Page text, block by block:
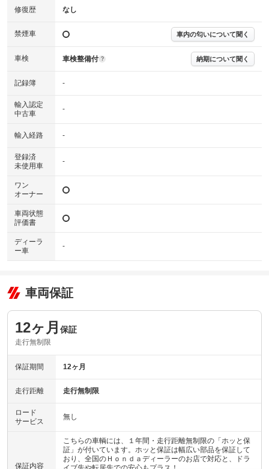
※グー鑑定は保証サービスではございません。購入時は必ず現車をご確認
下さい。
※実際にお渡しするコンディションチェックシートにつきましては、形式
および表示項目が異なる場合がございます。
す。車両情報等の詳細は各販売店へお問い合わせ下さい。
修復歴 なし
禁煙車 車内の匂いについて聞く
車検 車検整備付 ? 納期について聞く
記録簿 -
輸入認定
中古車
-
輸入経路 -
登録済
未使用車
-
ワン
オーナー
車両状態
評価書
ディーラ
ー車
-
車両保証
12ヶ月 保証
走行無制限
保証期間 12ヶ月
走行距離 走行無制限
ロード
サービス
無し
保証内容
こちらの車輌には、１年間・走行距離無制限の「ホッと保
証」が付いています。ホッと保証は幅広い部品を保証して
おり、全国のＨｏｎｄａディーラーのお店で対応と、ドラ